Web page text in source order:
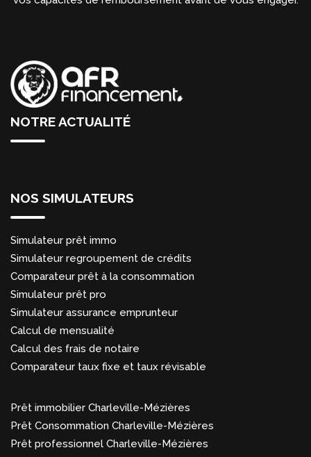
NOTRE ACTUALITÉ
NOS SIMULATEURS
Simulateur prêt immo
Simulateur regroupement de crédits
Comparateur prêt à la consommation
Simulateur prêt pro
Simulateur assurance emprunteur
Calcul de mensualité
Calcul des frais de notaire
Comparateur taux fixe et taux révisable
Prêt immobilier Charleville-Mézières
Prêt Consommation Charleville-Mézières
Prêt professionnel Charleville-Mézières